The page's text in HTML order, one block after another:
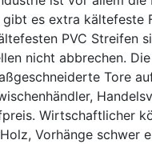
es extra kältefeste
PVC Streifen
nicht abbrechen.
Tore
Wirtschaftlicher
Vorhänge schwer